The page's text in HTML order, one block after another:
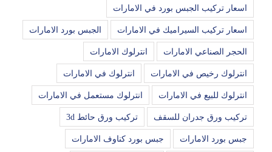
اسعار تركيب الجبس بورد في الامارات
اسعار تركيب السيراميك في الامارات الجبس بورد الامارات
الحجر الصناعي الامارات انترلوك الامارات
انترلوك رخيص في الامارات انترلوك في الامارات
انترلوك للبيع في الامارات انترلوك مستعمل في الامارات
تركيب ورق جدران للسقف تركيب ورق حائط 3d
جبس بورد الامارات جبس بورد كناوف الامارات